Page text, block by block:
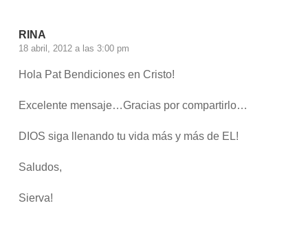
RINA
18 abril, 2012 a las 3:00 pm
Hola Pat Bendiciones en Cristo!
Excelente mensaje…Gracias por compartirlo…
DIOS siga llenando tu vida más y más de EL!
Saludos,
Sierva!